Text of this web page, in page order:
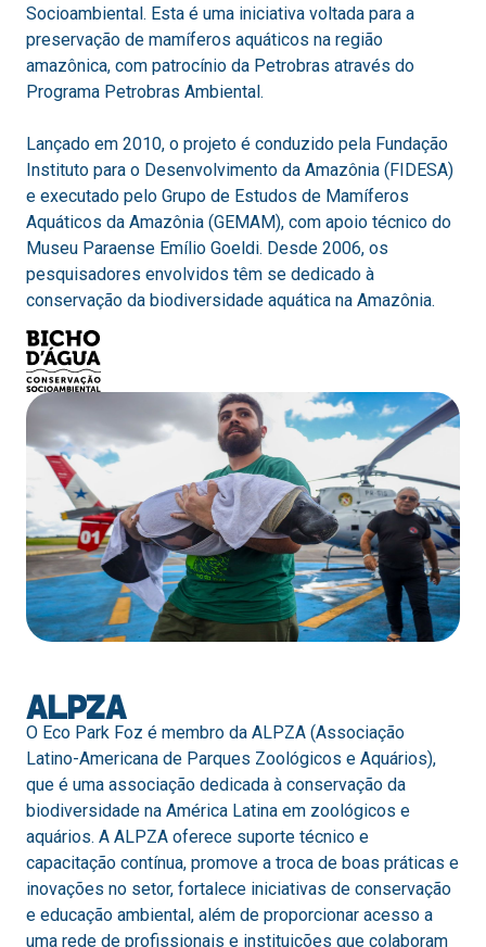
Socioambiental. Esta é uma iniciativa voltada para a
preservação de mamíferos aquáticos na região
amazônica, com patrocínio da Petrobras através do
Programa Petrobras Ambiental.
Lançado em 2010, o projeto é conduzido pela Fundação
Instituto para o Desenvolvimento da Amazônia (FIDESA)
e executado pelo Grupo de Estudos de Mamíferos
Aquáticos da Amazônia (GEMAM), com apoio técnico do
Museu Paraense Emílio Goeldi. Desde 2006, os
pesquisadores envolvidos têm se dedicado à
conservação da biodiversidade aquática na Amazônia.
ALPZA
O Eco Park Foz é membro da ALPZA (Associação
Latino-Americana de Parques Zoológicos e Aquários),
que é uma associação dedicada à conservação da
biodiversidade na América Latina em zoológicos e
aquários. A ALPZA oferece suporte técnico e
capacitação contínua, promove a troca de boas práticas e
inovações no setor, fortalece iniciativas de conservação
e educação ambiental, além de proporcionar acesso a
uma rede de profissionais e instituições que colaboram